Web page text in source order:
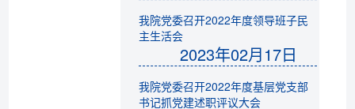
我院党委召开2022年度领导班子民
主生活会
2023年02月17日
我院党委召开2022年度基层党支部
书记抓党建述职评议大会